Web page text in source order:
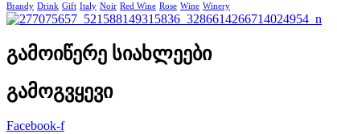
Brandy Drink Gift Italy Noir Red Wine Rose Wine Winery
გამოიწერე სიახლეები
გამოგვყევი
Facebook-f